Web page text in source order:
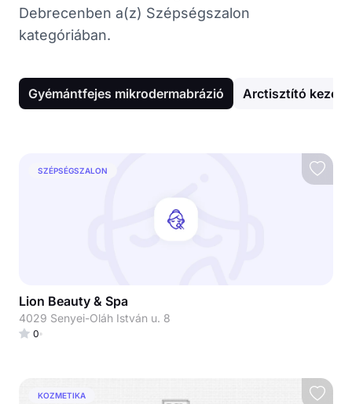
Debrecenben a(z) Szépségszalon
kategóriában.
Gyémántfejes mikrodermabrázió Arctisztító
SZÉPSÉGSZALON
Lion Beauty & Spa
4029 Senyei-Oláh István u. 8
0
KOZMETIKA